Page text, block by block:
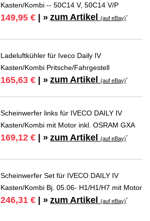
Kasten/Kombi -- 50C14 V, 50C14 V/P
149,95 € | » zum Artikel(auf eBay)*
Ladeluftkühler für Iveco Daily IV
Kasten/Kombi Pritsche/Fahrgestell
165,63 € | » zum Artikel(auf eBay)*
Scheinwerfer links für IVECO DAILY IV
Kasten/Kombi mit Motor inkl. OSRAM GXA
169,12 € | » zum Artikel(auf eBay)*
Scheinwerfer Set für IVECO DAILY IV
Kasten/Kombi Bj. 05.06- H1/H1/H7 mit Motor
246,31 € | » zum Artikel(auf eBay)*